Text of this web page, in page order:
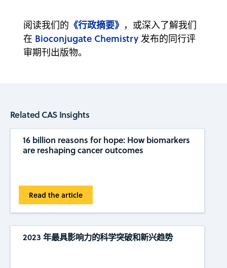
阅读我们的 《行政摘要》 ，或深入了解我们
在 Bioconjugate Chemistry 发布的同行评
审期刊出版物。
Related CAS Insights
16 billion reasons for hope: How biomarkers
are reshaping cancer outcomes
Read the article
2023 年最具影响力的科学突破和新兴趋势